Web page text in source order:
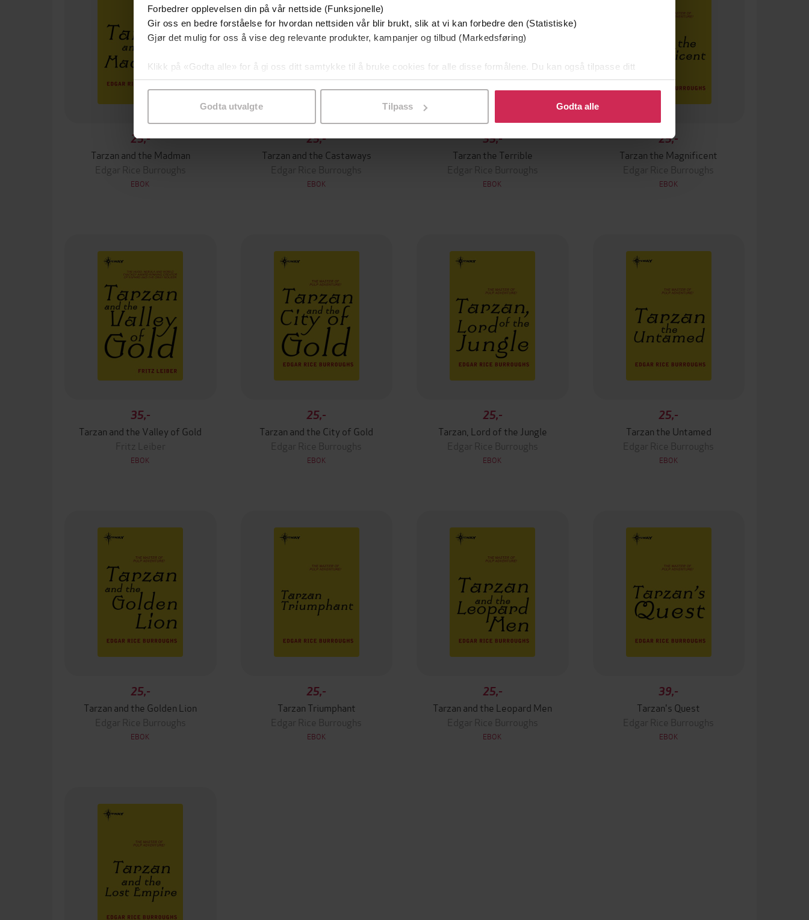
Forbedrer opplevelsen din på vår nettside (Funksjonelle)
Gir oss en bedre forståelse for hvordan nettsiden vår blir brukt, slik at vi kan forbedre den (Statistiske)
Gjør det mulig for oss å vise deg relevante produkter, kampanjer og tilbud (Markedsføring)
Klikk på «Godta alle» for å gi oss ditt samtykke til å bruke cookies for alle disse formålene. Du kan også tilpasse ditt
samtykke til spesifikke formål ved å klikke på «Tilpass». Du kan når som helst trekke tilbake eller endre ditt samtykke.
Godta utvalgte Tilpass Godta alle
25,-
Tarzan and the Madman
Edgar Rice Burroughs
EBOK
25,-
Tarzan and the Castaways
Edgar Rice Burroughs
EBOK
35,-
Tarzan the Terrible
Edgar Rice Burroughs
EBOK
25,-
Tarzan the Magnificent
Edgar Rice Burroughs
EBOK
35,-
Tarzan and the Valley of Gold
Fritz Leiber
EBOK
25,-
Tarzan and the City of Gold
Edgar Rice Burroughs
EBOK
25,-
Tarzan, Lord of the Jungle
Edgar Rice Burroughs
EBOK
25,-
Tarzan the Untamed
Edgar Rice Burroughs
EBOK
25,-
Tarzan and the Golden Lion
Edgar Rice Burroughs
EBOK
25,-
Tarzan Triumphant
Edgar Rice Burroughs
EBOK
25,-
Tarzan and the Leopard Men
Edgar Rice Burroughs
EBOK
39,-
Tarzan's Quest
Edgar Rice Burroughs
EBOK